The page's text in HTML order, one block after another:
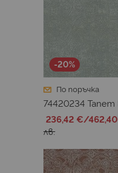
-20%
По поръчка
74420234 Тапет
236,42 €/
лв.